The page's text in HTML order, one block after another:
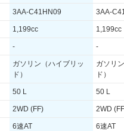
3AA-C41HN09 3AA-
1,199cc 1,199cc
- -
ガソリン（ハイブリッ
ド）
ガソリ
ド）
50 L 50 L
2WD (FF) 2WD
6速AT 6速AT